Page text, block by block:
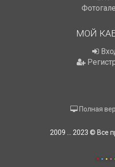
МОЙ
Полная
2009 ... 2023 © Все